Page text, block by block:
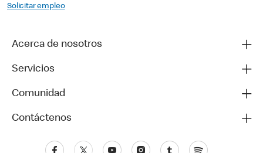
Solicitar empleo
Acerca de nosotros
Servicios
Comunidad
Contáctenos